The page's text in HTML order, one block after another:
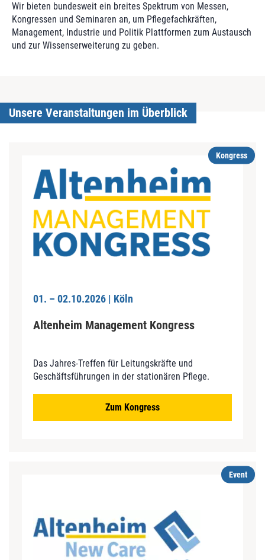
Wir bieten bundesweit ein breites Spektrum von Messen,
Kongressen und Seminaren an, um Pflegefachkräften,
Management, Industrie und Politik Plattformen zum Austausch
und zur Wissenserweiterung zu geben.
Unsere Veranstaltungen im Überblick
Kongress
01. – 02.10.2026 | Köln
Altenheim Management Kongress
Das Jahres-Treffen für Leitungskräfte und
Geschäftsführungen in der stationären Pflege.
Zum Kongress
Event